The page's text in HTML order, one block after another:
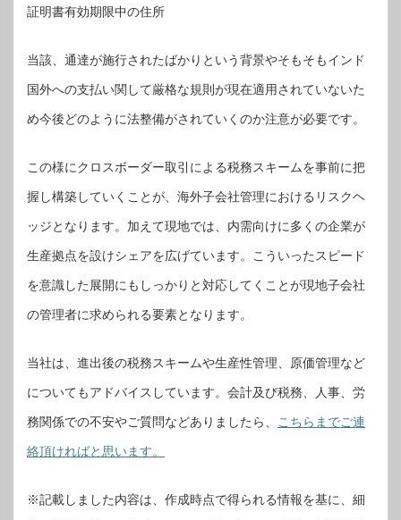
証明書有効期限中の住所
当該、通達が施行されたばかりという背景やそもそもインド
国外への支払い関して厳格な規則が現在適用されていないた
め今後どのように法整備がされていくのか注意が必要です。
この様にクロスボーダー取引による税務スキームを事前に把
握し構築していくことが、海外子会社管理におけるリスクヘ
ッジとなります。加えて現地では、内需向けに多くの企業が
生産拠点を設けシェアを広げています。こういったスピード
を意識した展開にもしっかりと対応してくことが現地子会社
の管理者に求められる要素となります。
当社は、進出後の税務スキームや生産性管理、原価管理など
についてもアドバイスしています。会計及び税務、人事、労
務関係での不安やご質問などありましたら、 こちらまでご連
絡頂ければと思います。
※記載しました内容は、作成時点で得られる情報を基に、細